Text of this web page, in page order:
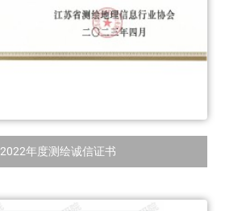
2022年度测绘诚信证书